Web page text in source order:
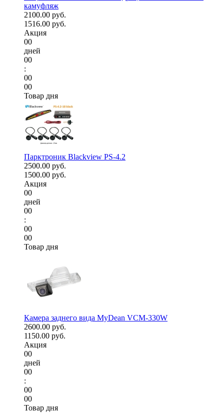
камуфляж
2100.00 руб.
1516.00 руб.
Акция
00
дней
00
:
00
00
Товар дня
Парктроник Blackview PS-4.2
2500.00 руб.
1500.00 руб.
Акция
00
дней
00
:
00
00
Товар дня
Камера заднего вида MyDean VCM-330W
2600.00 руб.
1150.00 руб.
Акция
00
дней
00
:
00
00
Товар дня